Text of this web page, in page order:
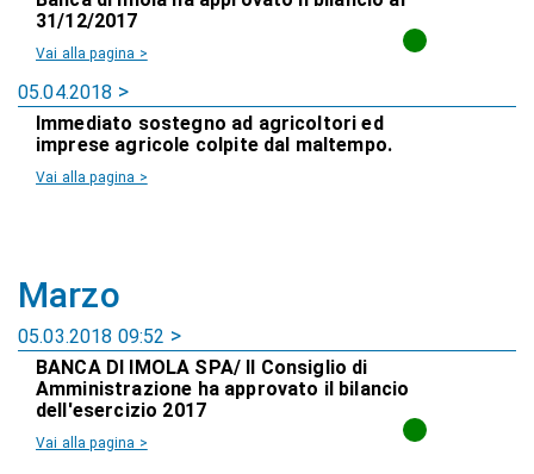
31/12/2017
Vai alla pagina >
05.04.2018
Immediato sostegno ad agricoltori ed
imprese agricole colpite dal maltempo.
Vai alla pagina >
Marzo
05.03.2018 09:52
BANCA DI IMOLA SPA/ Il Consiglio di
Amministrazione ha approvato il bilancio
dell'esercizio 2017
Vai alla pagina >